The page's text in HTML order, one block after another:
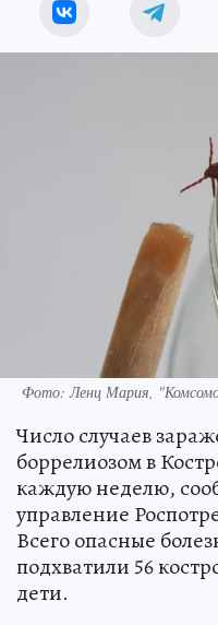
Фото: Ленц Мария,
Число случаев
боррелиозом в
каждую неделю,
управление
Всего опасные
подхватили 56
дети.